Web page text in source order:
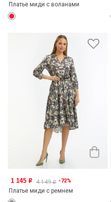
Платье миди с воланами
1 145 o 4 149o -72%
Платье миди с ремнем